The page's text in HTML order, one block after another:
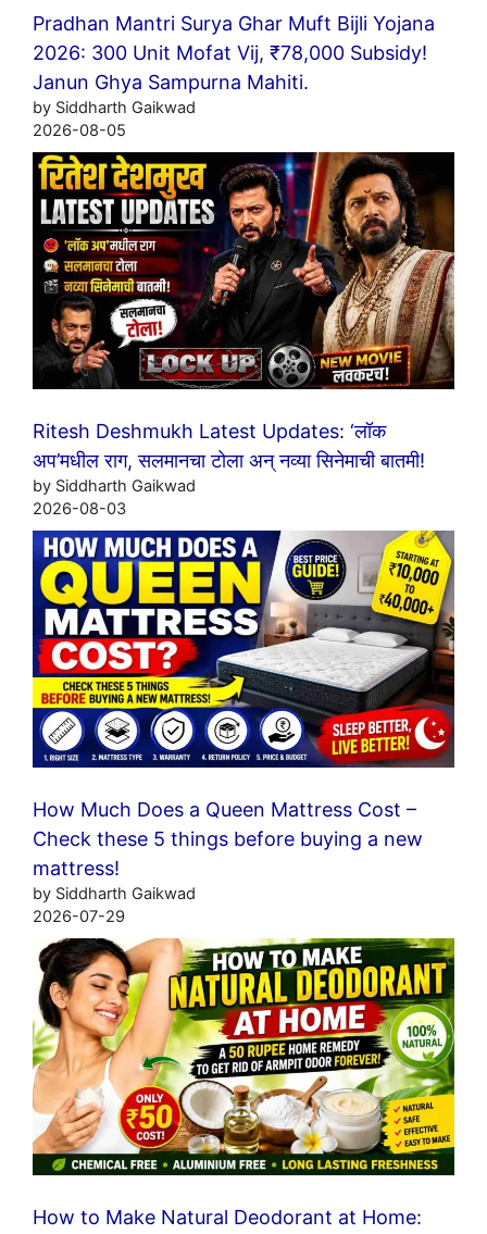
Pradhan Mantri Surya Ghar Muft Bijli Yojana
2026: 300 Unit Mofat Vij, ₹78,000 Subsidy!
Janun Ghya Sampurna Mahiti.
by Siddharth Gaikwad
2026-08-05
Ritesh Deshmukh Latest Updates: ‘लॉक
अप’मधील राग, सलमानचा टोला अन् नव्या सिनेमाची बातमी!
by Siddharth Gaikwad
2026-08-03
How Much Does a Queen Mattress Cost –
Check these 5 things before buying a new
mattress!
by Siddharth Gaikwad
2026-07-29
How to Make Natural Deodorant at Home: